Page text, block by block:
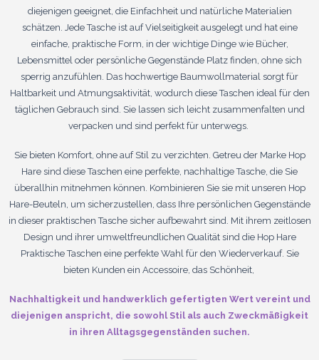
diejenigen geeignet, die Einfachheit und natürliche Materialien
schätzen. Jede Tasche ist auf Vielseitigkeit ausgelegt und hat eine
einfache, praktische Form, in der wichtige Dinge wie Bücher,
Lebensmittel oder persönliche Gegenstände Platz finden, ohne sich
sperrig anzufühlen. Das hochwertige Baumwollmaterial sorgt für
Haltbarkeit und Atmungsaktivität, wodurch diese Taschen ideal für den
täglichen Gebrauch sind. Sie lassen sich leicht zusammenfalten und
verpacken und sind perfekt für unterwegs.
Sie bieten Komfort, ohne auf Stil zu verzichten. Getreu der Marke Hop
Hare sind diese Taschen eine perfekte, nachhaltige Tasche, die Sie
überallhin mitnehmen können. Kombinieren Sie sie mit unseren Hop
Hare-Beuteln, um sicherzustellen, dass Ihre persönlichen Gegenstände
in dieser praktischen Tasche sicher aufbewahrt sind. Mit ihrem zeitlosen
Design und ihrer umweltfreundlichen Qualität sind die Hop Hare
Praktische Taschen eine perfekte Wahl für den Wiederverkauf. Sie
bieten Kunden ein Accessoire, das Schönheit,
Nachhaltigkeit und handwerklich gefertigten Wert vereint und
diejenigen anspricht, die sowohl Stil als auch Zweckmäßigkeit
in ihren Alltagsgegenständen suchen.